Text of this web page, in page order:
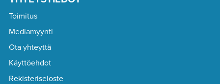
Toimitus
Mediamyynti
Ota yhteyttä
Käyttöehdot
Rekisteriseloste